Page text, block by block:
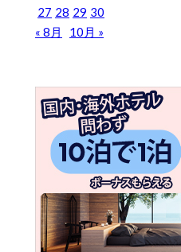
27 28 29 30
« 8月
10月 »